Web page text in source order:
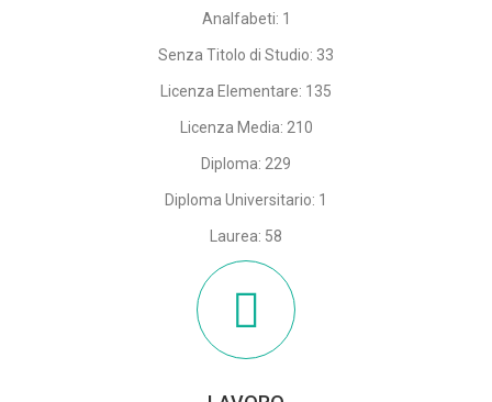
Analfabeti: 1
Senza Titolo di Studio: 33
Licenza Elementare: 135
Licenza Media: 210
Diploma: 229
Diploma Universitario: 1
Laurea: 58